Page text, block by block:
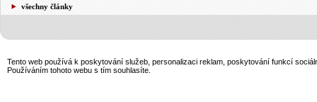
všechny články
Tento web používá k poskytování služeb, personalizaci reklam, poskytování funkcí
Používáním tohoto webu s tím souhlasíte.